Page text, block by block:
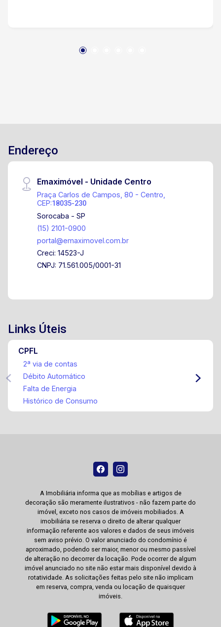
cidade e próximo a diversos comércios e
Endereço
Emaximóvel - Unidade Centro
Praça Carlos de Campos, 80 - Centro,
CEP:18035-230
Sorocaba - SP
(15) 2101-0900
portal@emaximovel.com.br
Creci: 14523-J
CNPJ: 71.561.005/0001-31
Links Úteis
CPFL
2ª via de contas
Débito Automático
Falta de Energia
Histórico de Consumo
A Imobiliária informa que as mobílias e artigos de
decoração são meramente ilustrativos - não fazem parte do
imóvel, exceto nos casos de imóveis mobiliados. A
imobiliária se reserva o direito de alterar qualquer
informação referente aos valores e dados de seus imóveis
sem aviso prévio. O valor anunciado do condomínio é
aproximado, podendo ser maior, menor ou mesmo passível
de alteração no decorrer da locação. Pode ocorrer de algum
imóvel anunciado no site não estar mais disponível devido à
rotatividade. As solicitações feitas pelo site não implicam
em reserva, compra, venda ou locação de quaisquer
imóveis.